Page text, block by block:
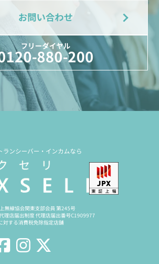
お問い合わせ
フリーダイヤル
880-200
ランシーバー・インカムなら
無線協会関東支部会員 第245号
理店届出制度 代理店届出番号C1909977
対する消費税免除指定店舗